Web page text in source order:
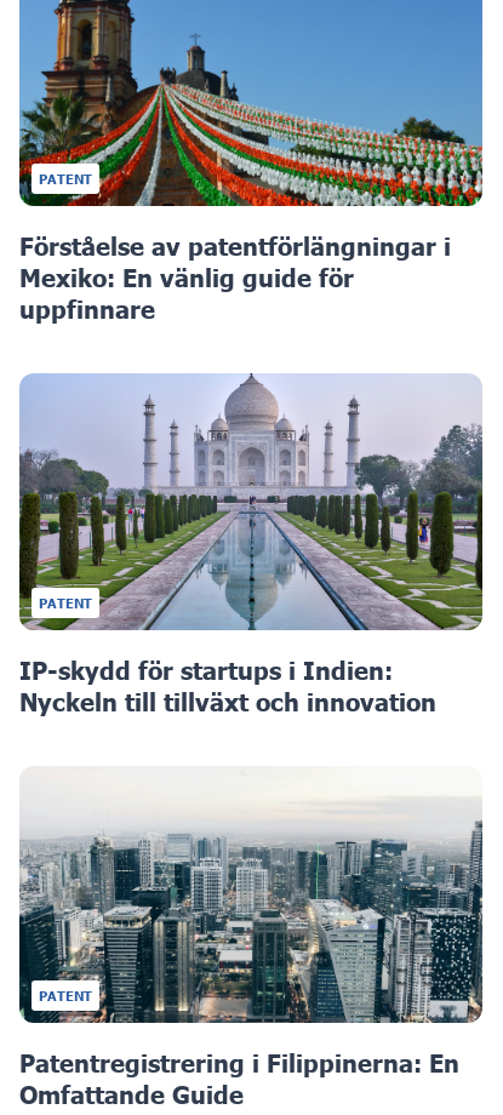
PATENT
Förståelse av patentförlängningar i
Mexiko: En vänlig guide för
uppfinnare
PATENT
IP-skydd för startups i Indien:
Nyckeln till tillväxt och innovation
PATENT
Patentregistrering i Filippinerna: En
Omfattande Guide